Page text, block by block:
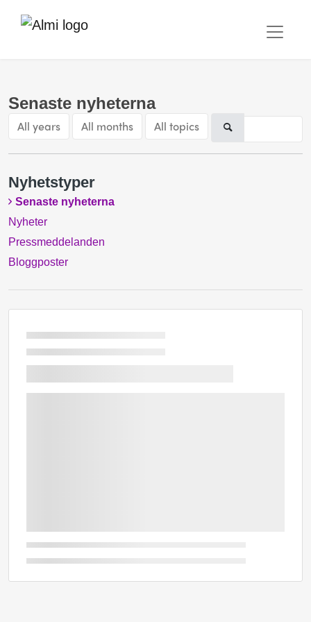
Senaste nyheterna
All years All months All topics
Nyhetstyper
Senaste nyheterna
Nyheter
Pressmeddelanden
Bloggposter